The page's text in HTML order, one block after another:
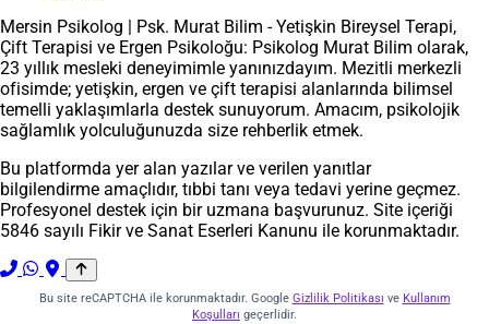
Mersin Psikolog | Psk. Murat Bilim - Yetişkin Bireysel Terapi,
Çift Terapisi ve Ergen Psikoloğu: Psikolog Murat Bilim olarak,
23 yıllık mesleki deneyimimle yanınızdayım. Mezitli merkezli
ofisimde; yetişkin, ergen ve çift terapisi alanlarında bilimsel
temelli yaklaşımlarla destek sunuyorum. Amacım, psikolojik
sağlamlık yolculuğunuzda size rehberlik etmek.
Bu platformda yer alan yazılar ve verilen yanıtlar
bilgilendirme amaçlıdır, tıbbi tanı veya tedavi yerine geçmez.
Profesyonel destek için bir uzmana başvurunuz. Site içeriği
5846 sayılı Fikir ve Sanat Eserleri Kanunu ile korunmaktadır.
Bu site reCAPTCHA ile korunmaktadır. Google Gizlilik Politikası ve Kullanım
Koşulları geçerlidir.